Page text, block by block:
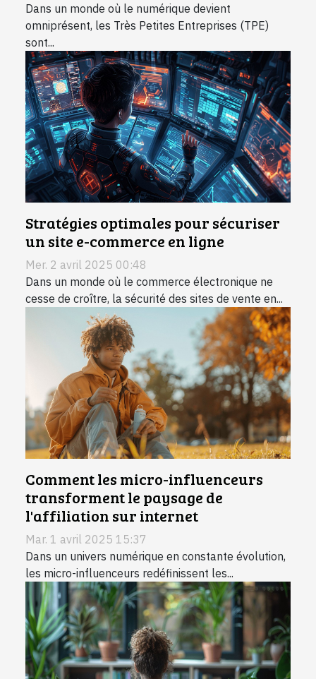
Dans un monde où le numérique devient
omniprésent, les Très Petites Entreprises (TPE)
sont...
Stratégies optimales pour sécuriser
un site e-commerce en ligne
Mer. 2 avril 2025 00:48
Dans un monde où le commerce électronique ne
cesse de croître, la sécurité des sites de vente en...
Comment les micro-influenceurs
transforment le paysage de
l'affiliation sur internet
Mar. 1 avril 2025 15:37
Dans un univers numérique en constante évolution,
les micro-influenceurs redéfinissent les...